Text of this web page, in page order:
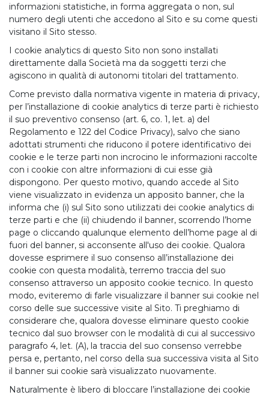
informazioni statistiche, in forma aggregata o non, sul
numero degli utenti che accedono al Sito e su come questi
visitano il Sito stesso.
I cookie analytics di questo Sito non sono installati
direttamente dalla Società ma da soggetti terzi che
agiscono in qualità di autonomi titolari del trattamento.
Come previsto dalla normativa vigente in materia di privacy,
per l’installazione di cookie analytics di terze parti è richiesto
il suo preventivo consenso (art. 6, co. 1, let. a) del
Regolamento e 122 del Codice Privacy), salvo che siano
adottati strumenti che riducono il potere identificativo dei
cookie e le terze parti non incrocino le informazioni raccolte
con i cookie con altre informazioni di cui esse già
dispongono. Per questo motivo, quando accede al Sito
viene visualizzato in evidenza un apposito banner, che la
informa che (i) sul Sito sono utilizzati dei cookie analytics di
terze parti e che (ii) chiudendo il banner, scorrendo l’home
page o cliccando qualunque elemento dell’home page al di
fuori del banner, si acconsente all'uso dei cookie. Qualora
dovesse esprimere il suo consenso all’installazione dei
cookie con questa modalità, terremo traccia del suo
consenso attraverso un apposito cookie tecnico. In questo
modo, eviteremo di farle visualizzare il banner sui cookie nel
corso delle sue successive visite al Sito. Ti preghiamo di
considerare che, qualora dovesse eliminare questo cookie
tecnico dal suo browser con le modalità di cui al successivo
paragrafo 4, let. (A), la traccia del suo consenso verrebbe
persa e, pertanto, nel corso della sua successiva visita al Sito
il banner sui cookie sarà visualizzato nuovamente.
Naturalmente è libero di bloccare l’installazione dei cookie